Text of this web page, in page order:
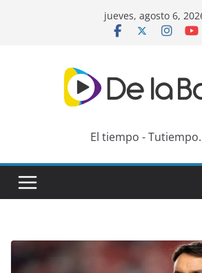
jueves, agosto 6,
El tiempo -